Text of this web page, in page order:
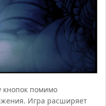
кнопок помимо
Игра расширяет